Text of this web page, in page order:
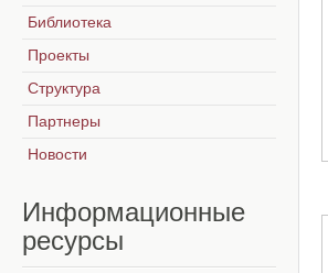
Библиотека
Проекты
Структура
Партнеры
Новости
Информационные
ресурсы